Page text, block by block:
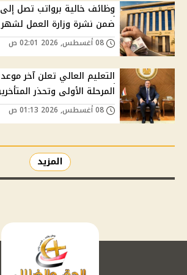
ضمن نشرة وزارة العمل لشهر
التعليم العالي تعلن آخر
المرحلة الأولى وتحذر
المزيد